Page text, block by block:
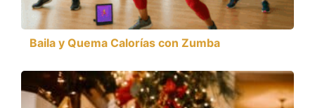
Baila y Quema Calorías con Zumba